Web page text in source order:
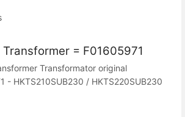
Transformer = F01605971
Transformator original
- HKTS210SUB230 / HKTS220SUB230